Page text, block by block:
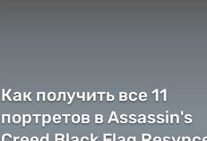
Как получить все 11
портретов в Assassin's